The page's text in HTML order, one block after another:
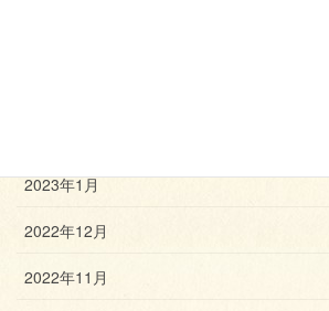
2023年1月
2022年12月
2022年11月